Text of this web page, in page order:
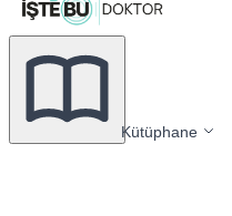
Kütüphane